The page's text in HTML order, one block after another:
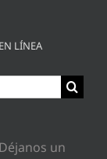
LÍNEA
un